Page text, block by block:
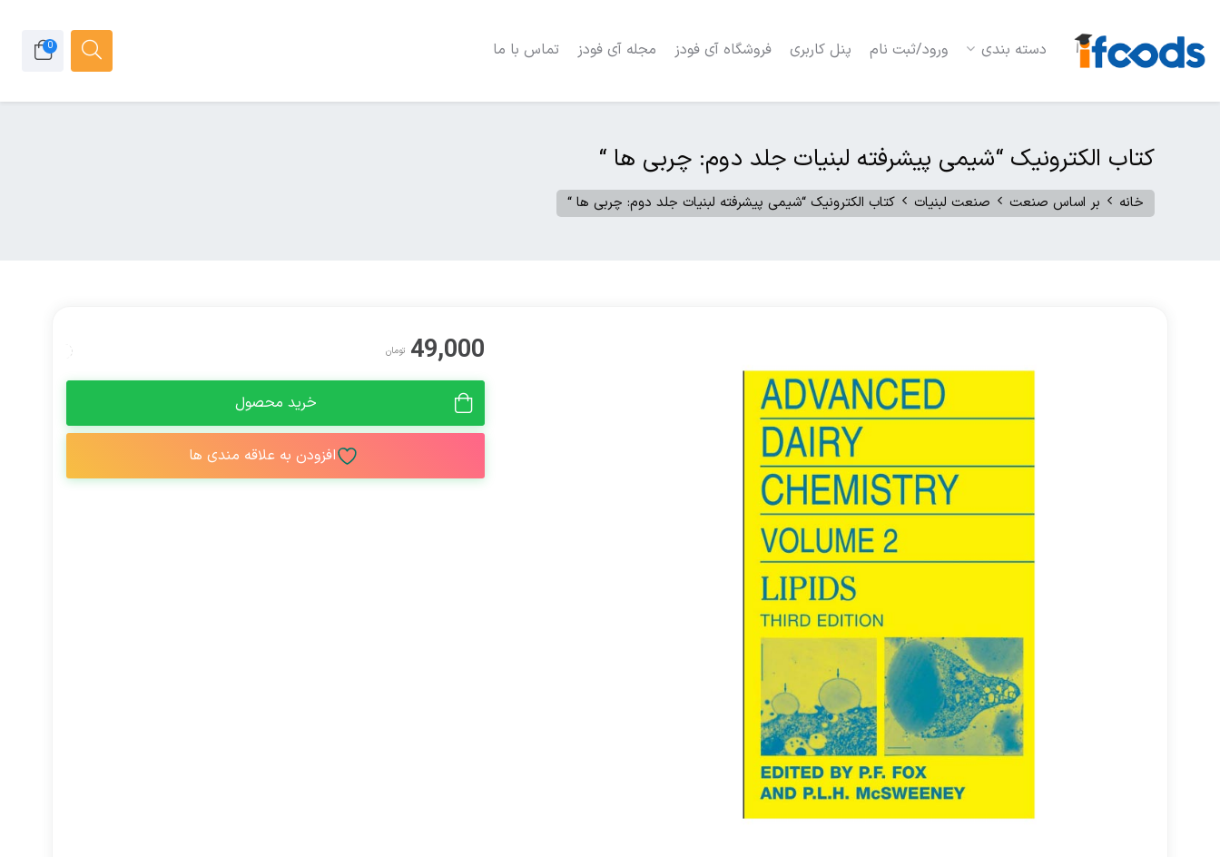
دسته بندی ورود/ثبت نام پنل کاربری فروشگاه آی فودز مجله آی فودز تماس با ما 0
کتاب الکترونیک “شیمی پیشرفته لبنیات جلد دوم: چربی ها “
خانه بر اساس صنعت صنعت لبنیات کتاب الکترونیک “شیمی پیشرفته لبنیات جلد دوم: چربی ها “
49,000 تومان
خرید محصول
افزودن به علاقه مندی ها